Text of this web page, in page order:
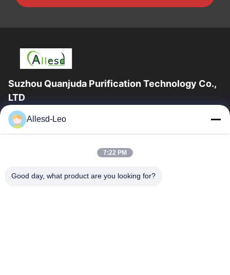
Suzhou Quanjuda Purification Technology Co.,
LTD
a experiência 16years, como um fabricante e um exportador
principais de ESD & produtos da sala de limpeza, nós
Casa
Produtos
Allesd-Leo
7:22 PM
Good day, what product are you looking for?